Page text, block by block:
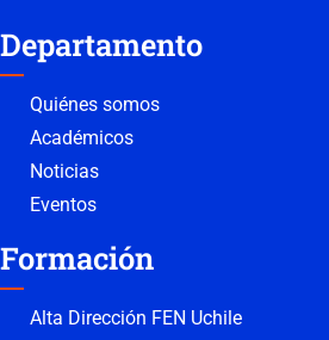
Departamento
Quiénes somos
Académicos
Noticias
Eventos
Formación
Alta Dirección FEN Uchile